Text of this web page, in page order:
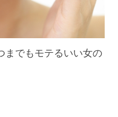
までもモテるいい女の